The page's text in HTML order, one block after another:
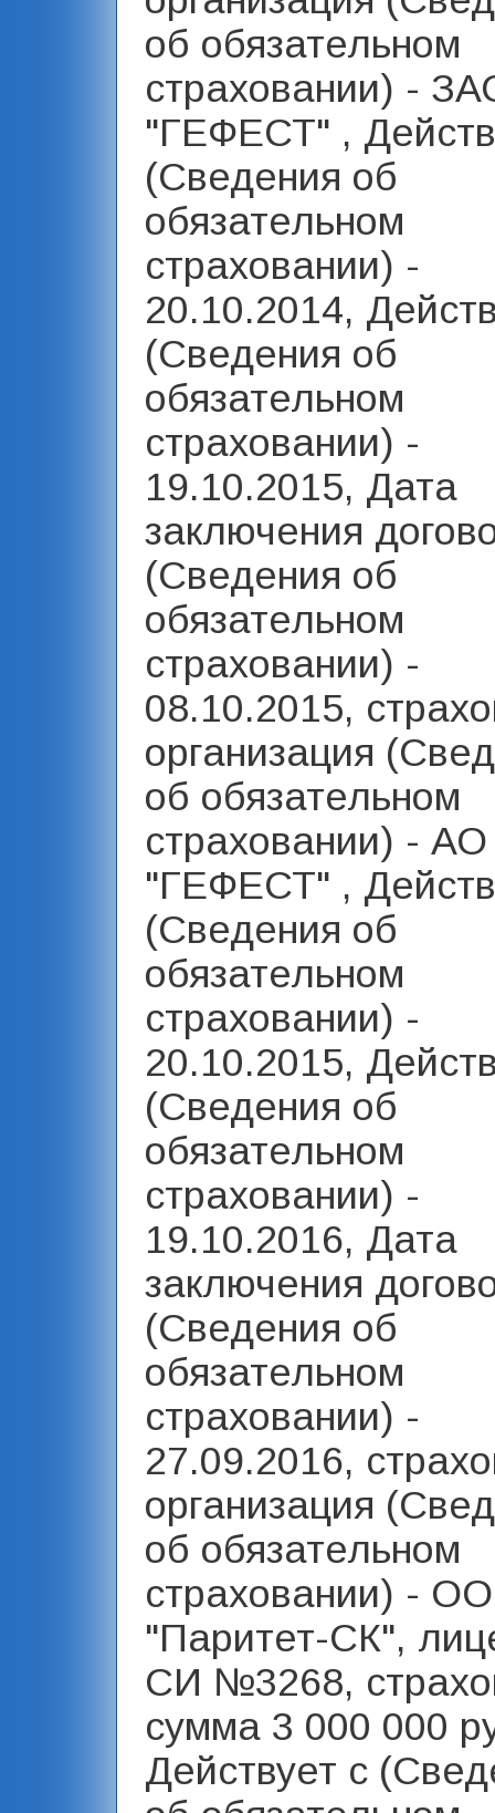
об обязательном
страховании) -
"ГЕФЕСТ" ,
(Сведения об
обязательном
страховании) -
20.10.2014,
(Сведения об
обязательном
страховании) -
19.10.2015, Дата
заключения
(Сведения об
обязательном
страховании) -
08.10.2015,
организация
об обязательном
страховании) -
"ГЕФЕСТ" ,
(Сведения об
обязательном
страховании) -
20.10.2015,
(Сведения об
обязательном
страховании) -
19.10.2016, Дата
заключения
(Сведения об
обязательном
страховании) -
27.09.2016,
организация
об обязательном
страховании) -
"Паритет-СК",
СИ №3268,
сумма 3 000 000
Действует с